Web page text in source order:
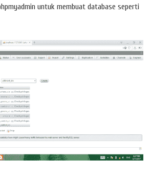
untuk membuat database seperti